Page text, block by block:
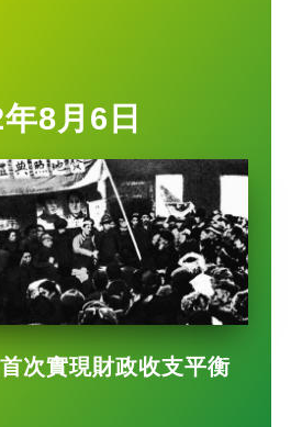
學渣」
1:40
8月6日
次實現財政收支平衡